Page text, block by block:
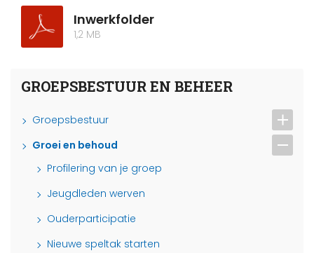
Inwerkfolder
1,2 MB
GROEPSBESTUUR EN BEHEER
Groepsbestuur
Groei en behoud
Profilering van je groep
Jeugdleden werven
Ouderparticipatie
Nieuwe speltak starten